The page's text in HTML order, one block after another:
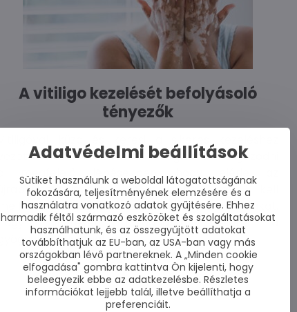
A vitiligo kezelését befolyásoló
tényezők
Vitiligóval küzd és keresi a sikeres kezeléshez
vezető utat? Cikkünk segíthet eligazodni
a megfelelő lépésekben, hogy elérje az
újrapigmentálódást. Megtudhatja, mit kell
mellőznie, és hogyan kerülheti el a gyakori hibákat,
hogy sikeresen haladhasson előre a
gyógyulási folyamatban.
BŐVEBBEN
Adatvédelmi beállítások
Sütiket használunk a weboldal látogatottságának
fokozására, teljesítményének elemzésére és a
használatra vonatkozó adatok gyűjtésére. Ehhez
harmadik féltől származó eszközöket és szolgáltatásokat
használhatunk, és az összegyűjtött adatokat
továbbíthatjuk az EU-ban, az USA-ban vagy más
országokban lévő partnereknek. A „Minden cookie
elfogadása" gombra kattintva Ön kijelenti, hogy
beleegyezik ebbe az adatkezelésbe. Részletes
információkat lejjebb talál, illetve beállíthatja a
preferenciáit.